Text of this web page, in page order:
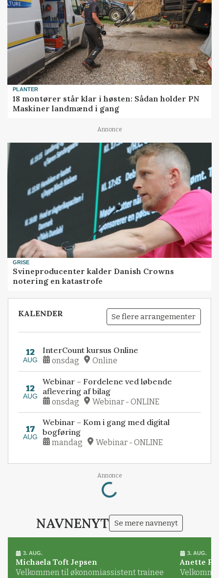
PLANTER
18 montører står klar i høsten: Sådan holder PN
Maskiner landmænd i gang
Annonce
GRISE
Svineproducenter kalder Danish Crowns
notering en katastrofe
KALENDER Se flere arrangementer
12
AUG
InterCount kursus Online
onsdag Online
12
AUG
Webinar – Fordelene ved løbende
aflevering af bilag
onsdag Webinar - ONLINE
17
AUG
Webinar – Kom i gang med digital
bogføring
mandag Webinar - ONLINE
Annonce
Loading...
NAVNENYT Se mere navnenyt
3. AUG.
Michaela Toft Jepsen
Velkommen til økonomiassistent trainee
3. AUG.
Anette